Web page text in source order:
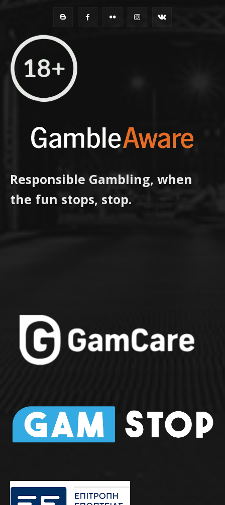
Responsible Gambling, when
the fun stops, stop.